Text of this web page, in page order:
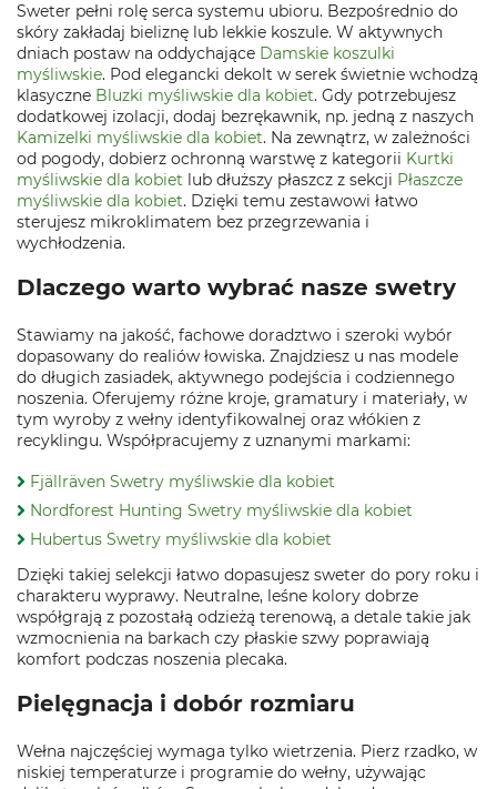
Sweter pełni rolę serca systemu ubioru. Bezpośrednio do
skóry zakładaj bieliznę lub lekkie koszule. W aktywnych
dniach postaw na oddychające Damskie koszulki
myśliwskie. Pod elegancki dekolt w serek świetnie wchodzą
klasyczne Bluzki myśliwskie dla kobiet. Gdy potrzebujesz
dodatkowej izolacji, dodaj bezrękawnik, np. jedną z naszych
Kamizelki myśliwskie dla kobiet. Na zewnątrz, w zależności
od pogody, dobierz ochronną warstwę z kategorii Kurtki
myśliwskie dla kobiet lub dłuższy płaszcz z sekcji Płaszcze
myśliwskie dla kobiet. Dzięki temu zestawowi łatwo
sterujesz mikroklimatem bez przegrzewania i
wychłodzenia.
Dlaczego warto wybrać nasze swetry
Stawiamy na jakość, fachowe doradztwo i szeroki wybór
dopasowany do realiów łowiska. Znajdziesz u nas modele
do długich zasiadek, aktywnego podejścia i codziennego
noszenia. Oferujemy różne kroje, gramatury i materiały, w
tym wyroby z wełny identyfikowalnej oraz włókien z
recyklingu. Współpracujemy z uznanymi markami:
Fjällräven Swetry myśliwskie dla kobiet
Nordforest Hunting Swetry myśliwskie dla kobiet
Hubertus Swetry myśliwskie dla kobiet
Dzięki takiej selekcji łatwo dopasujesz sweter do pory roku i
charakteru wyprawy. Neutralne, leśne kolory dobrze
współgrają z pozostałą odzieżą terenową, a detale takie jak
wzmocnienia na barkach czy płaskie szwy poprawiają
komfort podczas noszenia plecaka.
Pielęgnacja i dobór rozmiaru
Wełna najczęściej wymaga tylko wietrzenia. Pierz rzadko, w
niskiej temperaturze i programie do wełny, używając